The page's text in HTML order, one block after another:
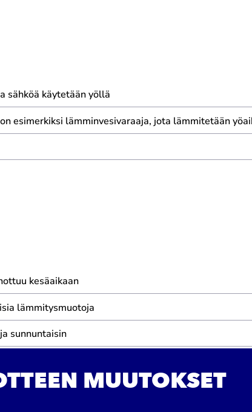
sähköä käytetään yöllä
esimerkiksi lämminvesivaraaja, jota lämmitetään
kesäaikaan
lämmitysmuotoja
sunnuntaisin
MUUTOKSET